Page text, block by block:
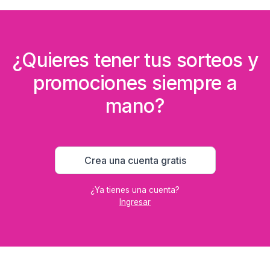
¿Quieres tener tus sorteos y
promociones siempre a
mano?
Crea una cuenta gratis
¿Ya tienes una cuenta?
Ingresar